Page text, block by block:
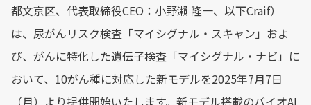
都文京区、代表取締役CEO：小野瀨 隆一、以下Craif）
は、尿がんリスク検査「マイシグナル・スキャン」およ
び、がんに特化した遺伝子検査「マイシグナル・ナビ」に
おいて、10がん種に対応した新モデルを2025年7月7日
（月）より提供開始いたします。新モデル搭載のバイオAI